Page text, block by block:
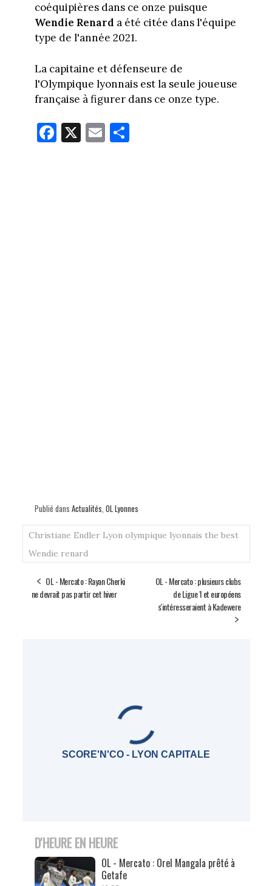
coéquipières dans ce onze puisque
Wendie Renard a été citée dans l'équipe
type de l'année 2021.
La capitaine et défenseure de
l'Olympique lyonnais est la seule joueuse
française à figurer dans ce onze type.
Fa
ce
X E
m
Pa
Publié dans Actualités, OL Lyonnes
Christiane Endler Lyon olympique lyonnais the best
Wendie renard
OL - Mercato : Rayan Cherki
ne devrait pas partir cet hiver
OL - Mercato : plusieurs clubs
de Ligue 1 et européens
s'intéresseraient à Kadewere
SCORE'N'CO - LYON CAPITALE
D'HEURE EN HEURE
OL - Mercato : Orel Mangala prêté à
Getafe